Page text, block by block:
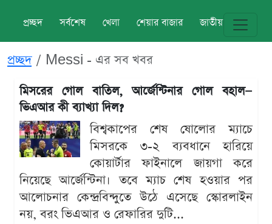
প্রচ্ছদ সর্বশেষ খেলা শেয়ার বাজার জাতীয় বিশ্ব
প্রচ্ছদ Messi - এর সব খবর
মিসরের গোল বাতিল, আর্জেন্টিনার গোল বহাল—
ভিএআর কী ব্যাখ্যা দিল?
বিশ্বকাপের শেষ ষোলোর ম্যাচে
মিসরকে ৩-২ ব্যবধানে হারিয়ে
কোয়ার্টার ফাইনালে জায়গা করে
নিয়েছে আর্জেন্টিনা। তবে ম্যাচ শেষ হওয়ার পর
আলোচনার কেন্দ্রবিন্দুতে উঠে এসেছে স্কোরলাইন
নয়, বরং ভিএআর ও রেফারির দুটি...